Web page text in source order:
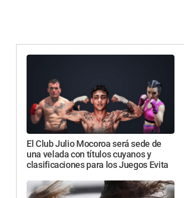
El Club Julio Mocoroa será sede de
una velada con títulos cuyanos y
clasificaciones para los Juegos Evita